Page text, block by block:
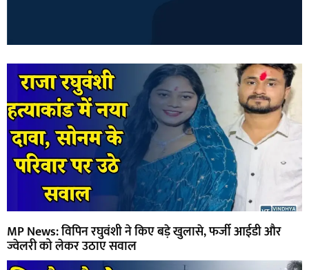
MP News: विपिन रघुवंशी ने किए बड़े खुलासे, फर्जी आईडी और
ज्वेलरी को लेकर उठाए सवाल